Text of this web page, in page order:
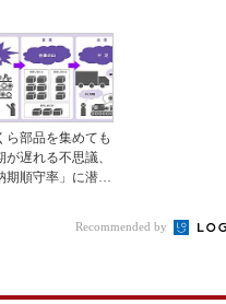
ら部品を集めても
が遅れる不思議、
期順守率」に潜む
Recommended by